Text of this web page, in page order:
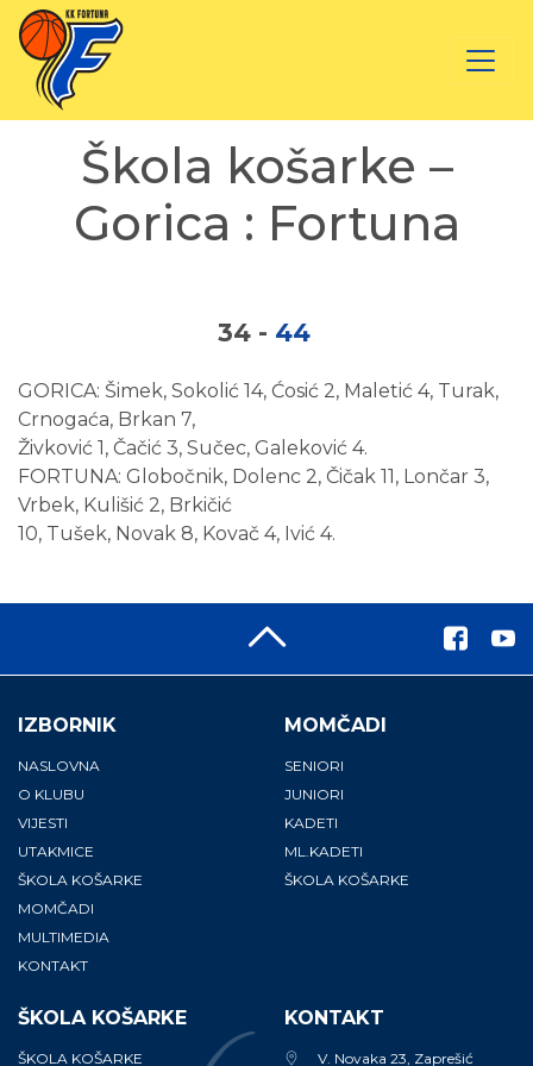
Škola košarke –
Gorica : Fortuna
34 - 44
GORICA: Šimek, Sokolić 14, Ćosić 2, Maletić 4, Turak,
Crnogaća, Brkan 7,
Živković 1, Čačić 3, Sučec, Galeković 4.
FORTUNA: Globočnik, Dolenc 2, Čičak 11, Lončar 3,
Vrbek, Kulišić 2, Brkičić
10, Tušek, Novak 8, Kovač 4, Ivić 4.
IZBORNIK
NASLOVNA
O KLUBU
VIJESTI
UTAKMICE
ŠKOLA KOŠARKE
MOMČADI
MULTIMEDIA
KONTAKT
MOMČADI
SENIORI
JUNIORI
KADETI
ML.KADETI
ŠKOLA KOŠARKE
ŠKOLA KOŠARKE
ŠKOLA KOŠARKE
KONTAKT
V. Novaka 23, Zaprešić